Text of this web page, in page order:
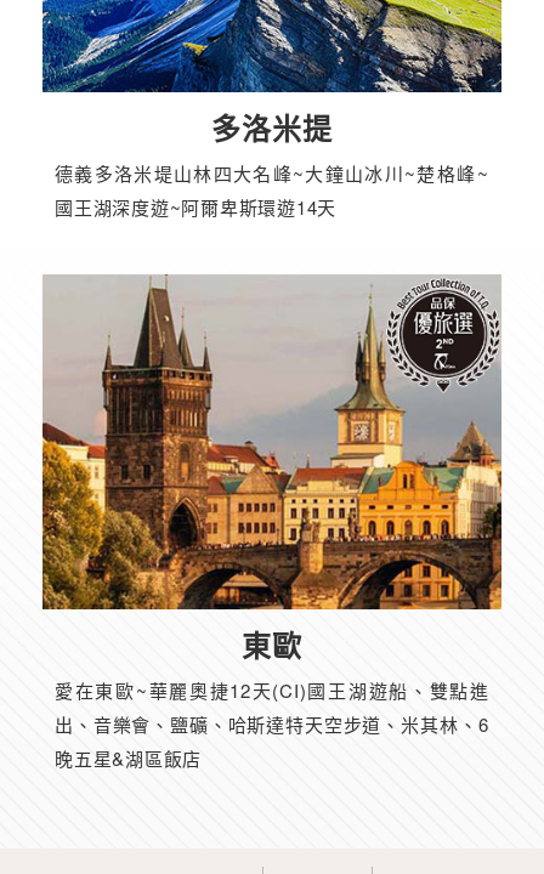
多洛米提
德義多洛米堤山林四大名峰~大鐘山冰川~楚格峰~
國王湖深度遊~阿爾卑斯環遊14天
東歐
愛在東歐~華麗奧捷12天(CI)國王湖遊船、雙點進
出、音樂會、鹽礦、哈斯達特天空步道、米其林、6
晚五星&湖區飯店